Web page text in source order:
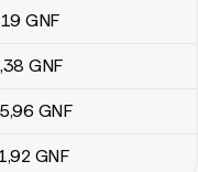
GNF
,38 GNF
,96 GNF
,92 GNF